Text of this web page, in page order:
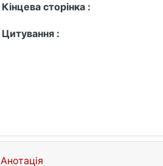
Кінцева сторінка :
Цитування :
Анотація